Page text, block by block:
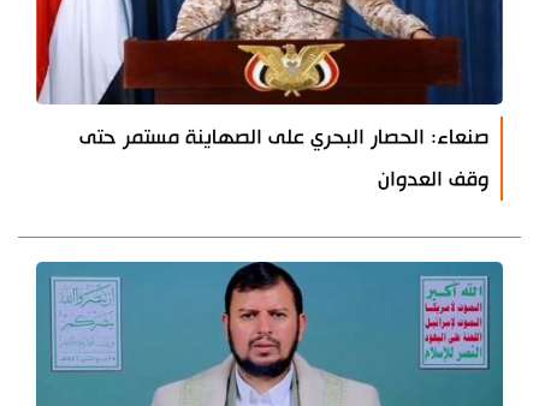
صنعاء: الحصار البحري على الصهاينة مستمر حتى
وقف العدوان